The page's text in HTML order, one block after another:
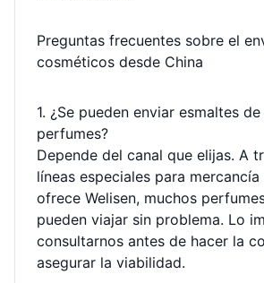
Preguntas frecuentes sobre el
cosméticos desde China
1. ¿Se pueden enviar esmaltes
perfumes?
Depende del canal que elijas. A
líneas especiales para
ofrece Welisen, muchos
pueden viajar sin problema. Lo
consultarnos antes de hacer la
asegurar la viabilidad.